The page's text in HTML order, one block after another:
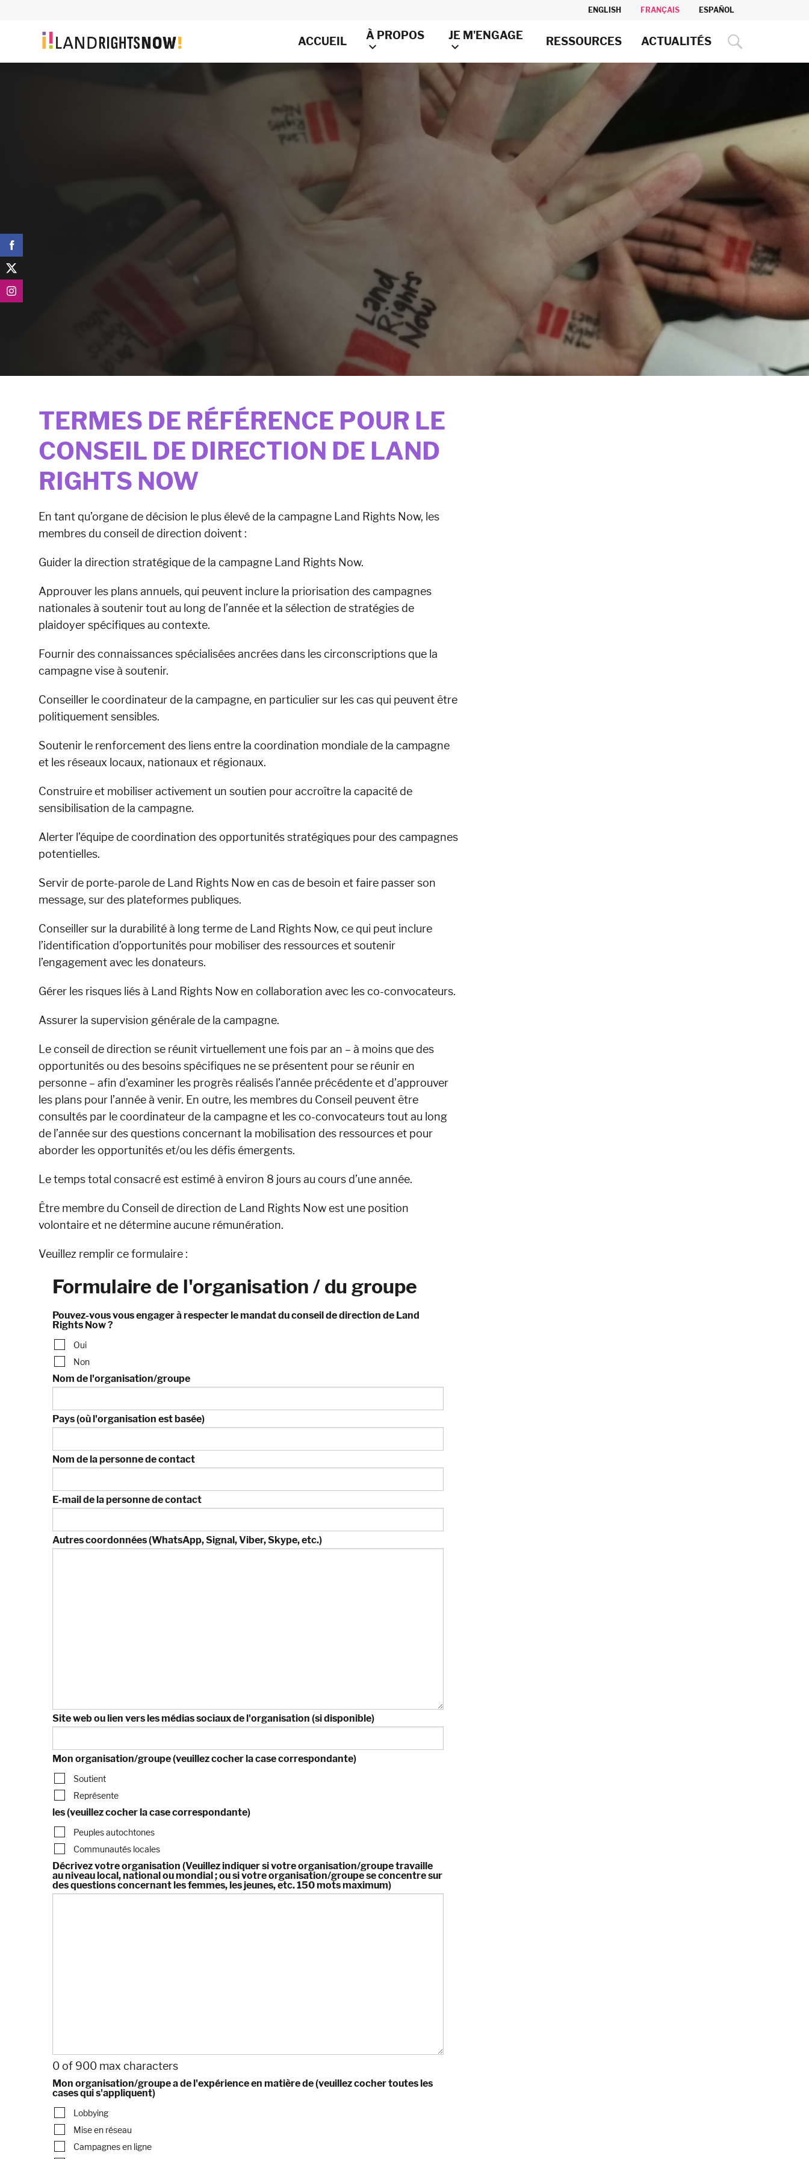
ENGLISH FRANÇAIS ESPAÑOL
ACCUEIL À PROPOS JE M'ENGAGE RESSOURCES ACTUALITÉS
TERMES DE RÉFÉRENCE POUR LE
CONSEIL DE DIRECTION DE LAND
RIGHTS NOW
En tant qu’organe de décision le plus élevé de la campagne Land Rights Now, les
membres du conseil de direction doivent :
Guider la direction stratégique de la campagne Land Rights Now.
Approuver les plans annuels, qui peuvent inclure la priorisation des campagnes
nationales à soutenir tout au long de l’année et la sélection de stratégies de
plaidoyer spécifiques au contexte.
Fournir des connaissances spécialisées ancrées dans les circonscriptions que la
campagne vise à soutenir.
Conseiller le coordinateur de la campagne, en particulier sur les cas qui peuvent être
politiquement sensibles.
Soutenir le renforcement des liens entre la coordination mondiale de la campagne
et les réseaux locaux, nationaux et régionaux.
Construire et mobiliser activement un soutien pour accroître la capacité de
sensibilisation de la campagne.
Alerter l’équipe de coordination des opportunités stratégiques pour des campagnes
potentielles.
Servir de porte-parole de Land Rights Now en cas de besoin et faire passer son
message, sur des plateformes publiques.
Conseiller sur la durabilité à long terme de Land Rights Now, ce qui peut inclure
l’identification d’opportunités pour mobiliser des ressources et soutenir
l’engagement avec les donateurs.
Gérer les risques liés à Land Rights Now en collaboration avec les co-convocateurs.
Assurer la supervision générale de la campagne.
Le conseil de direction se réunit virtuellement une fois par an – à moins que des
opportunités ou des besoins spécifiques ne se présentent pour se réunir en
personne – afin d’examiner les progrès réalisés l’année précédente et d’approuver
les plans pour l’année à venir. En outre, les membres du Conseil peuvent être
consultés par le coordinateur de la campagne et les co-convocateurs tout au long
de l’année sur des questions concernant la mobilisation des ressources et pour
aborder les opportunités et/ou les défis émergents.
Le temps total consacré est estimé à environ 8 jours au cours d’une année.
Être membre du Conseil de direction de Land Rights Now est une position
volontaire et ne détermine aucune rémunération.
Veuillez remplir ce formulaire :
Formulaire de l'organisation / du groupe
Pouvez-vous vous engager à respecter le mandat du conseil de direction de Land
Rights Now ?
Oui
Non
Nom de l'organisation/groupe
Pays (où l'organisation est basée)
Nom de la personne de contact
E-mail de la personne de contact
Autres coordonnées (WhatsApp, Signal, Viber, Skype, etc.)
Site web ou lien vers les médias sociaux de l'organisation (si disponible)
Mon organisation/groupe (veuillez cocher la case correspondante)
Soutient
Représente
les (veuillez cocher la case correspondante)
Peuples autochtones
Communautés locales
Décrivez votre organisation (Veuillez indiquer si votre organisation/groupe travaille
au niveau local, national ou mondial ; ou si votre organisation/groupe se concentre sur
des questions concernant les femmes, les jeunes, etc. 150 mots maximum)
0 of 900 max characters
Mon organisation/groupe a de l'expérience en matière de (veuillez cocher toutes les
cases qui s'appliquent)
Lobbying
Mise en réseau
Campagnes en ligne